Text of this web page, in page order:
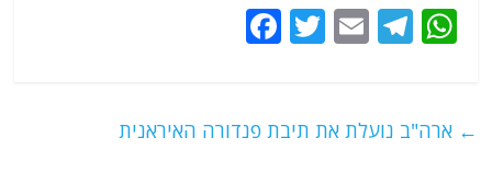
W
s
T
g
E
l
T
er
e ← ארה"ב נועלת את תיבת פנדורה האיראנית